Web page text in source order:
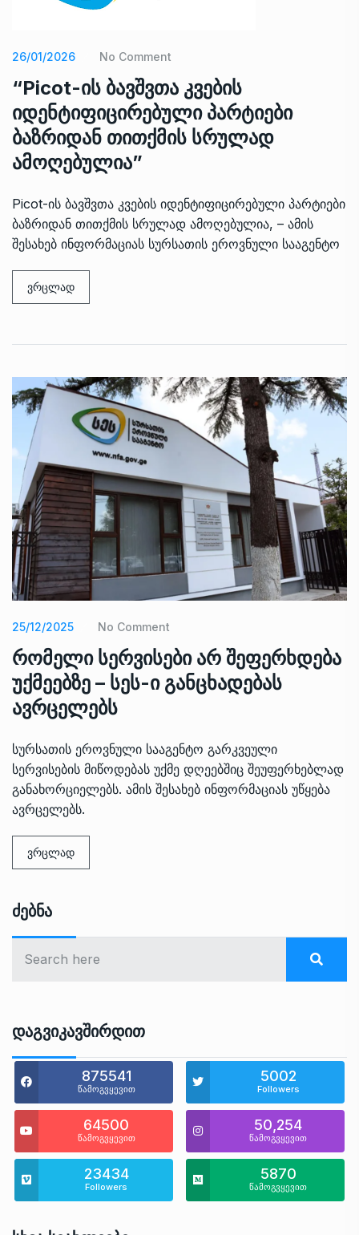
26/01/2026 No Comment
“Picot-ის ბავშვთა კვების
იდენტიფიცირებული პარტიები
ბაზრიდან თითქმის სრულად
ამოღებულია”
Picot-ის ბავშვთა კვების იდენტიფიცირებული პარტიები
ბაზრიდან თითქმის სრულად ამოღებულია, – ამის
შესახებ ინფორმაციას სურსათის ეროვნული სააგენტო
ვრცლად
25/12/2025 No Comment
რომელი სერვისები არ შეფერხდება
უქმეებზე – სეს-ი განცხადებას
ავრცელებს
სურსათის ეროვნული სააგენტო გარკვეული
სერვისების მიწოდებას უქმე დღეებშიც შეუფერხებლად
განახორციელებს. ამის შესახებ ინფორმაციას უწყება
ავრცელებს.
ვრცლად
Ძებნა
Დაგვიკავშირდით
875541
წამოგვყევით
5002
Followers
64500
წამოგვყევით
50,254
წამოგვყევით
23434
Followers
5870
წამოგვყევით